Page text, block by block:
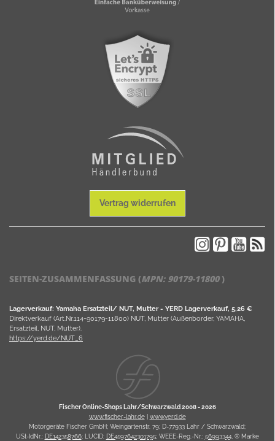
Vertrag widerrufen
SEITEN-ZUSAMMENFASSUNG (MPN: 90179-11800)
Lagerverkauf: Yamaha Ersatzteil/ NUT, Mutter - YERD Lagerverkauf, 5,26 €
Direktverkauf (Art.Nr.114-90179-11800) NUT, Mutter (Außenborder, YAMAHA,
Ersatzteil, NUT, Mutter).
https://yerd.de/NUT_6
Fischer Online-Shops Lahr/Schwarzwald 2008 -2026
www.fischer-lahr.de| www.yerd.de
Motorgeräte Fischer GmbH; Weingartenstr. 79; D-77933 Lahr / Schwarzwald;
USt-IdNr.: DE142358766; LUCID: DE4597642301795; WEEE-Reg.-Nr.: 56993344, ® Marke